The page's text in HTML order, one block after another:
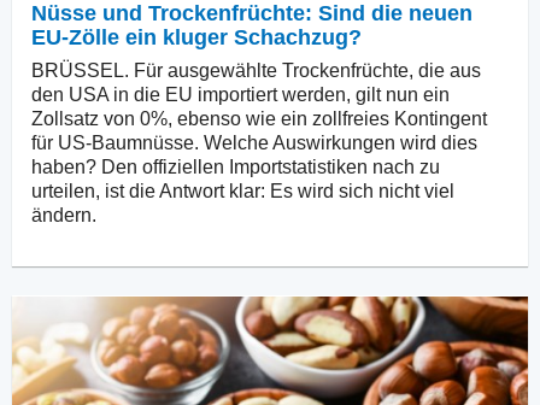
Nüsse und Trockenfrüchte: Sind die neuen
EU-Zölle ein kluger Schachzug?
BRÜSSEL. Für ausgewählte Trockenfrüchte, die aus
den USA in die EU importiert werden, gilt nun ein
Zollsatz von 0%, ebenso wie ein zollfreies Kontingent
für US-Baumnüsse. Welche Auswirkungen wird dies
haben? Den offiziellen Importstatistiken nach zu
urteilen, ist die Antwort klar: Es wird sich nicht viel
ändern.